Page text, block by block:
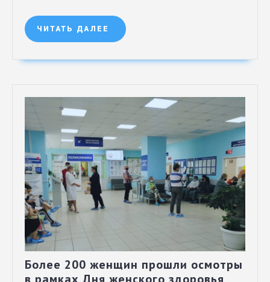
ЧИТАТЬ ДАЛЕЕ
Более 200 женщин прошли осмотры